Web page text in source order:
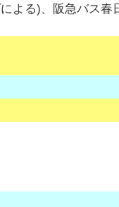
よる)、阪急バス